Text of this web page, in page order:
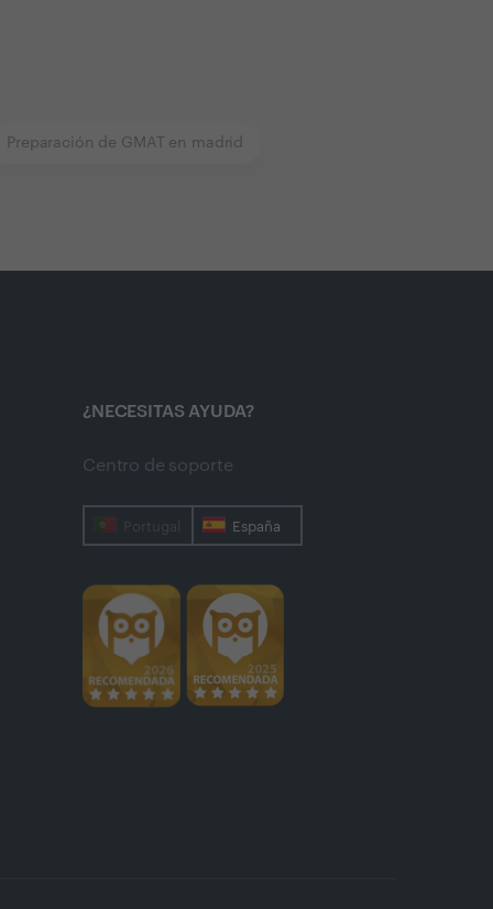
Preparación de GMAT en madrid
¿NECESITAS AYUDA?
Centro de soporte
Portugal España